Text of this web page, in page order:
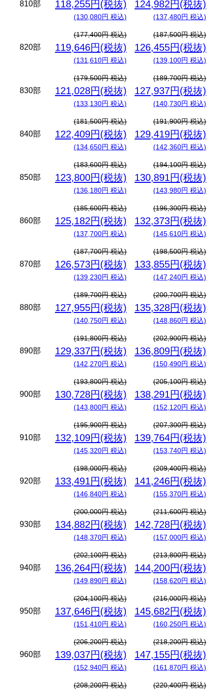
810部 118,255円(税抜)
(130,080円 税込)
124,982円(税抜)
(137,480円 税込)
820部
(177,400円 税込)
119,646円(税抜)
(131,610円 税込)
(187,500円 税込)
126,455円(税抜)
(139,100円 税込)
830部
(179,500円 税込)
121,028円(税抜)
(133,130円 税込)
(189,700円 税込)
127,937円(税抜)
(140,730円 税込)
840部
(181,500円 税込)
122,409円(税抜)
(134,650円 税込)
(191,900円 税込)
129,419円(税抜)
(142,360円 税込)
850部
(183,600円 税込)
123,800円(税抜)
(136,180円 税込)
(194,100円 税込)
130,891円(税抜)
(143,980円 税込)
860部
(185,600円 税込)
125,182円(税抜)
(137,700円 税込)
(196,300円 税込)
132,373円(税抜)
(145,610円 税込)
870部
(187,700円 税込)
126,573円(税抜)
(139,230円 税込)
(198,500円 税込)
133,855円(税抜)
(147,240円 税込)
880部
(189,700円 税込)
127,955円(税抜)
(140,750円 税込)
(200,700円 税込)
135,328円(税抜)
(148,860円 税込)
890部
(191,800円 税込)
129,337円(税抜)
(142,270円 税込)
(202,900円 税込)
136,809円(税抜)
(150,490円 税込)
900部
(193,800円 税込)
130,728円(税抜)
(143,800円 税込)
(205,100円 税込)
138,291円(税抜)
(152,120円 税込)
910部
(195,900円 税込)
132,109円(税抜)
(145,320円 税込)
(207,300円 税込)
139,764円(税抜)
(153,740円 税込)
920部
(198,000円 税込)
133,491円(税抜)
(146,840円 税込)
(209,400円 税込)
141,246円(税抜)
(155,370円 税込)
930部
(200,000円 税込)
134,882円(税抜)
(148,370円 税込)
(211,600円 税込)
142,728円(税抜)
(157,000円 税込)
940部
(202,100円 税込)
136,264円(税抜)
(149,890円 税込)
(213,800円 税込)
144,200円(税抜)
(158,620円 税込)
950部
(204,100円 税込)
137,646円(税抜)
(151,410円 税込)
(216,000円 税込)
145,682円(税抜)
(160,250円 税込)
960部
(206,200円 税込)
139,037円(税抜)
(152,940円 税込)
(218,200円 税込)
147,155円(税抜)
(161,870円 税込)
(208,200円 税込) (220,400円 税込)